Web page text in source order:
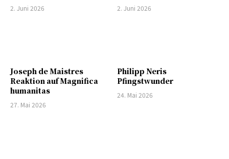
2. Juni 2026 2. Juni 2026
Joseph de Maistres
Reaktion auf Magnifica
humanitas
27. Mai 2026
Philipp Neris
Pfingstwunder
24. Mai 2026